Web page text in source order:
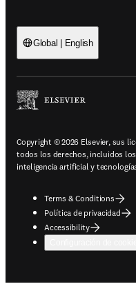
Global | English
Copyright © 2026 Elsevier, sus
todos los derechos, incluidos
inteligencia artificial y
Terms & Conditions
Política de privacidad
Accessibility